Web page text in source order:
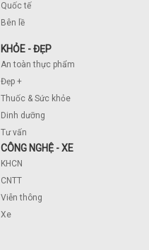
Quốc tế
Bên lề
KHỎE - ĐẸP
An toàn thực phẩm
Đẹp +
Thuốc & Sức khỏe
Dinh dưỡng
Tư vấn
CÔNG NGHỆ - XE
KHCN
CNTT
Viễn thông
Xe